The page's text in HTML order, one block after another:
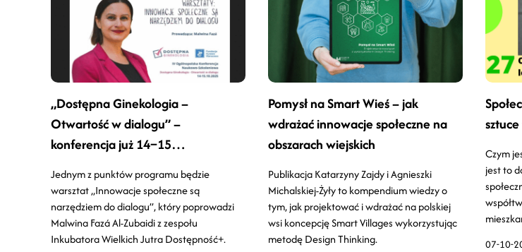
„Dostępna Ginekologia –
Otwartość w dialogu” –
konferencja już 14–15
Jednym z punktów programu będzie
warsztat „Innowacje społeczne są
narzędziem do dialogu”, który poprowadzi
Malwina Fazá Al-Zubaidi z zespołu
Inkubatora Wielkich Jutra Dostępność+.
Pomysł na Smart Wieś – jak
wdrażać innowacje społeczne na
obszarach wiejskich
Publikacja Katarzyny Zajdy i Agnieszki
Michalskiej-Żyły to kompendium wiedzy o
tym, jak projektować i wdrażać na polskiej
wsi koncepcję Smart Villages wykorzystując
metodę Design Thinking.
07-10-
Czym
jest to